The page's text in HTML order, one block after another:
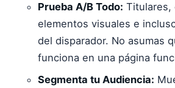
Prueba A/B Todo: Titulares,
elementos visuales e
del disparador. No asumas
funciona en una página
Segmenta tu Audiencia: